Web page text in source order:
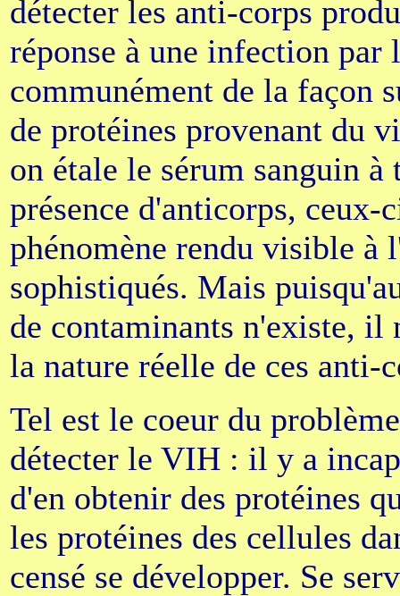
détecter les anti-corps
réponse à une infection par
communément de la façon
de protéines provenant du
on étale le sérum sanguin
présence d'anticorps, ceux-
phénomène rendu visible à
sophistiqués. Mais
de contaminants n'existe, il
la nature réelle de ces anti-
Tel est le coeur du
détecter le VIH : il y a
d'en obtenir des protéines
les protéines des cellules
censé se développer. Se